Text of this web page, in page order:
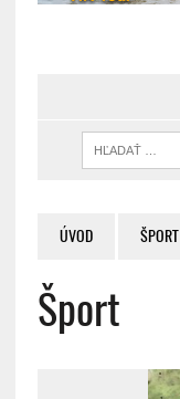
ÚVOD ŠPORT
Šport